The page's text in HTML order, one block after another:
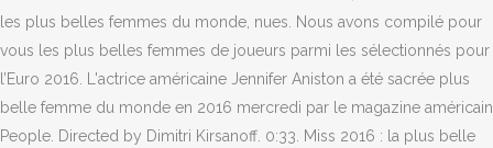
les plus belles femmes du monde, nues. Nous avons compilé pour
vous les plus belles femmes de joueurs parmi les sélectionnés pour
l’Euro 2016. L'actrice américaine Jennifer Aniston a été sacrée plus
belle femme du monde en 2016 mercredi par le magazine américain
People. Directed by Dimitri Kirsanoff. 0:33. Miss 2016 : la plus belle